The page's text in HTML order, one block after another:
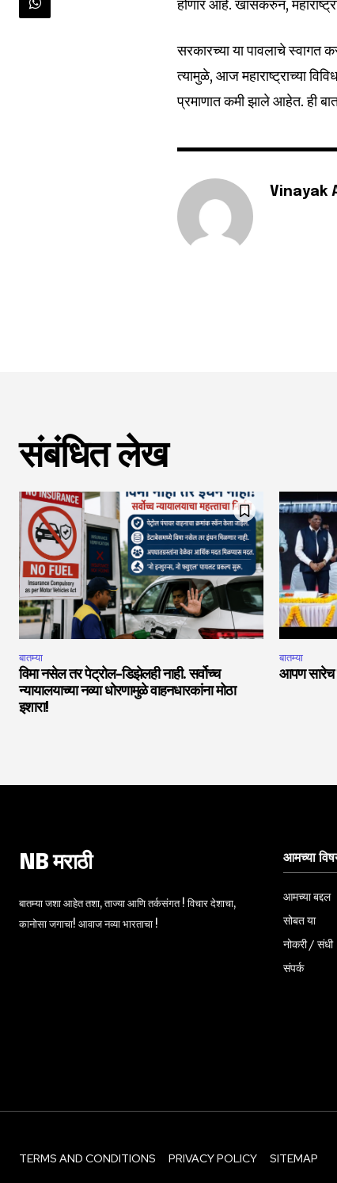
6,300
होणार आहे. खासकरुन,
सरकारच्या या पावलाचे स्वागत
त्यामुळे, आज महाराष्ट्राच्या
प्रमाणात कमी झाले आहेत. ही
Vinayak
संबंधित लेख
बातम्या
विमा नसेल तर पेट्रोल-डिझेलही नाही. सर्वोच्च
न्यायालयाच्या नव्या धोरणामुळे वाहनधारकांना मोठा
इशारा!
बातम्या
आपण सारेच
NB मराठी
बातम्या जशा आहेत तशा, ताज्या आणि तर्कसंगत ! विचार देशाचा,
कानोसा जगाचा! आवाज नव्या भारताचा !
आमच्या
आमच्या बद्दल
सोबत या
नोकरी / संधी
संपर्क
TERMS AND CONDITIONS PRIVACY POLICY SITEMAP